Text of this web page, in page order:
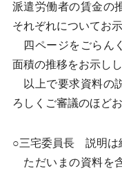
派遣労働者の賃金の
それぞれについてお
四ページをごらん
面積の推移をお示し
以上で要求資料の
ろしくご審議のほど
○三宅委員長 説明は
ただいまの資料を